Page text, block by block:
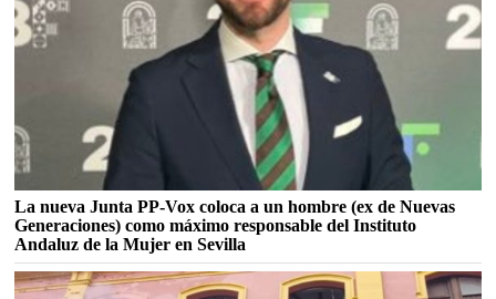
La nueva Junta PP-Vox coloca a un hombre (ex de Nuevas
Generaciones) como máximo responsable del Instituto
Andaluz de la Mujer en Sevilla